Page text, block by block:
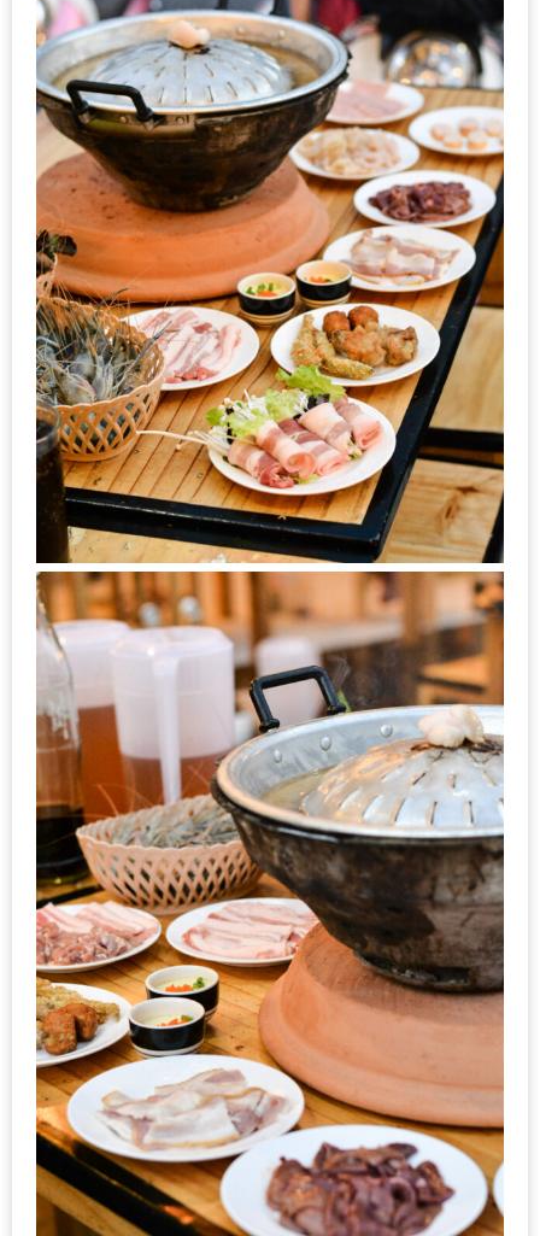
ที่
ทุก
คน
ต้อง
พบ
สินค้า
บ้าน
คุ้ม
ครบ
จบ
ที่
เดียว
HOMEPRO
FAIR
2017
เชียงใหม่
จัด
กับ
แผนที่
ร้าน
หมู
กระทะ
ทั่ว
เชียงใหม่
งบ
ไม่
บาน
ปลาย
อิ่ม
ชิ
ลล์
ไม่
เกิน